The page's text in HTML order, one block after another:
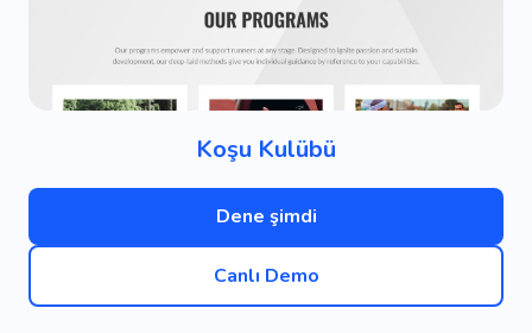
Koşu Kulübü
Dene şimdi
Canlı Demo